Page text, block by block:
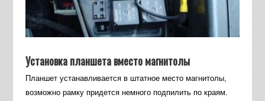
Установка планшета вместо магнитолы
Планшет устанавливается в штатное место магнитолы,
возможно рамку придется немного подпилить по краям.